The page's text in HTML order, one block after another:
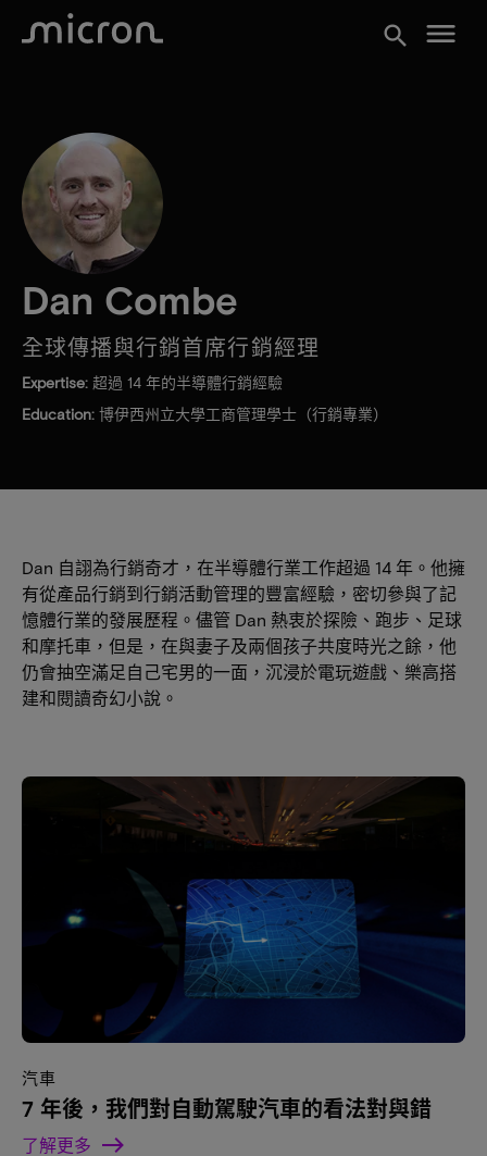
search menu
Dan Combe
全球傳播與行銷首席行銷經理
Expertise: 超過 14 年的半導體行銷經驗
Education: 博伊西州立大學工商管理學士（行銷專業）
Dan 自詡為行銷奇才，在半導體行業工作超過 14 年。他擁
有從產品行銷到行銷活動管理的豐富經驗，密切參與了記
憶體行業的發展歷程。儘管 Dan 熱衷於探險、跑步、足球
和摩托車，但是，在與妻子及兩個孩子共度時光之餘，他
仍會抽空滿足自己宅男的一面，沉浸於電玩遊戲、樂高搭
建和閱讀奇幻小說。
汽車
7 年後，我們對自動駕駛汽車的看法對與錯
了解更多